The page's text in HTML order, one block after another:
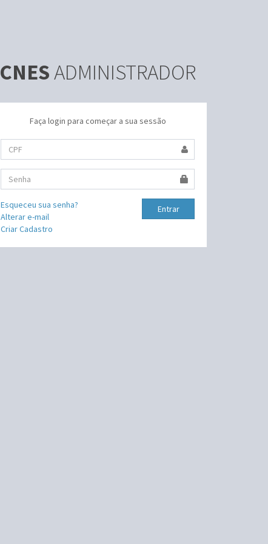
CNESADMINISTRADOR
Faça login para começar a sua sessão
Esqueceu sua senha?
Alterar e-mail
Criar Cadastro
Entrar